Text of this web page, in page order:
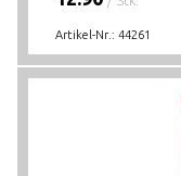
Artikel-Nr.: 44261